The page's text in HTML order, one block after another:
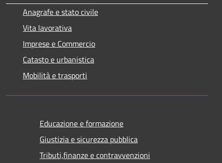
Anagrafe e stato civile
Vita lavorativa
Imprese e Commercio
Catasto e urbanistica
Mobilità e trasporti
Educazione e formazione
Giustizia e sicurezza pubblica
Tributi,finanze e contravvenzioni